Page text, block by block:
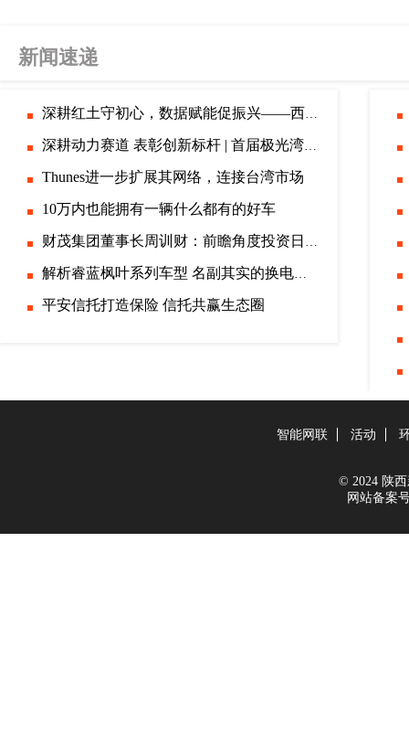
新闻速递
深耕红土守初心，数据赋能促振兴——西安财经大学“统心协力”社会实
深耕动力赛道 表彰创新标杆 | 首届极光湾技术创新奖荣耀绽放
Thunes进一步扩展其网络，连接台湾市场
10万内也能拥有一辆什么都有的好车
财茂集团董事长周训财：前瞻角度投资日本市场
解析睿蓝枫叶系列车型 名副其实的换电先锋
平安信托打造保险 信托共赢生态圈
智能网联 活动
© 2024 陕西
网站备案